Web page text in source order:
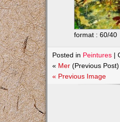
format : 60/40
Posted in Peintures |
« Mer (Previous Post)
« Previous Image